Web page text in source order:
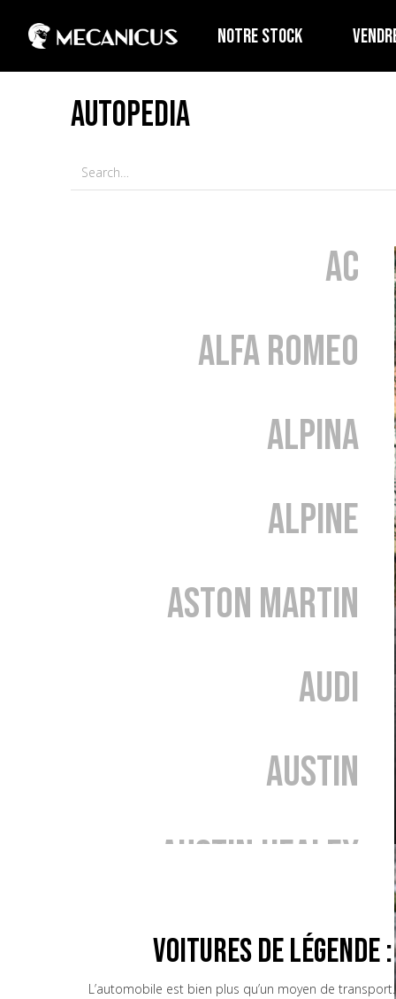
NOTRE STOCK
AUTOPEDIA
AC
Alfa Romeo
Alpina
Alpine
Aston Martin
Audi
Austin
Austin Healey
BMW
Voitures de
L’automobile est bien plus qu’un moyen de